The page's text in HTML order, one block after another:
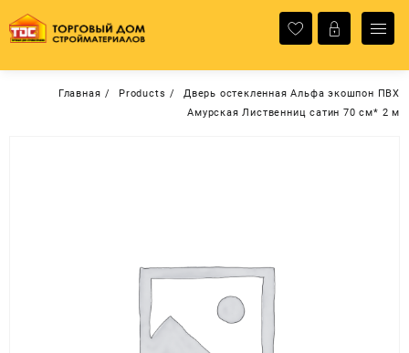
содержимому
Главная Products
Дверь остекленная Альфа экошпон ПВХ
Амурская Лиственниц сатин 70 см* 2 м